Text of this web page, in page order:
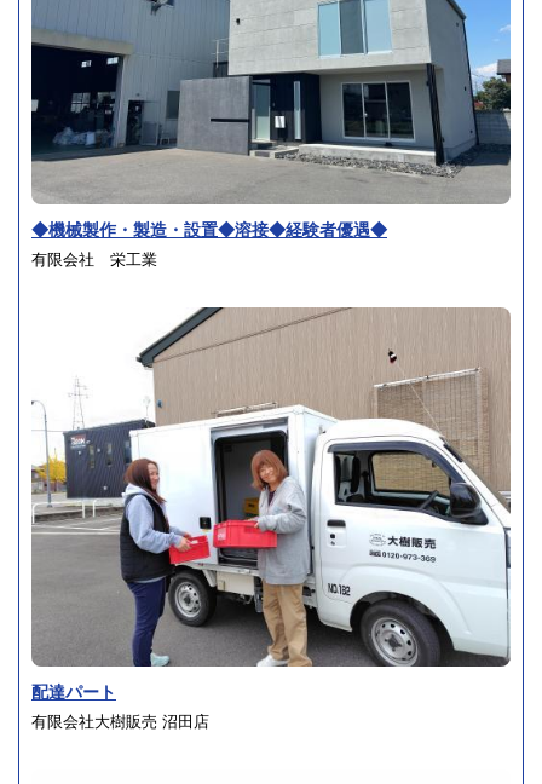
◆機械製作・製造・設置◆溶接◆経験者優遇◆
有限会社 栄工業
配達パート
有限会社大樹販売 沼田店